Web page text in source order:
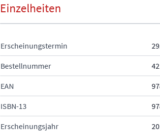
Einzelheiten
Erscheinungstermin
Bestellnummer
EAN
ISBN-13
Erscheinungsjahr